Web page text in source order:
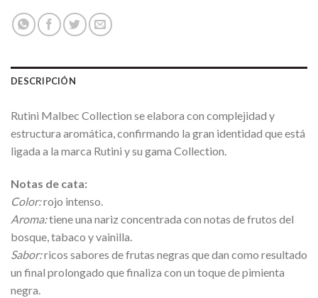
DESCRIPCIÓN
Rutini Malbec Collection se elabora con complejidad y
estructura aromática, confirmando la gran identidad que está
ligada a la marca Rutini y su gama Collection.
Notas de cata:
Color:rojo intenso.
Aroma:tiene una nariz concentrada con notas de frutos del
bosque, tabaco y vainilla.
Sabor:ricos sabores de frutas negras que dan como resultado
un final prolongado que finaliza con un toque de pimienta
negra.